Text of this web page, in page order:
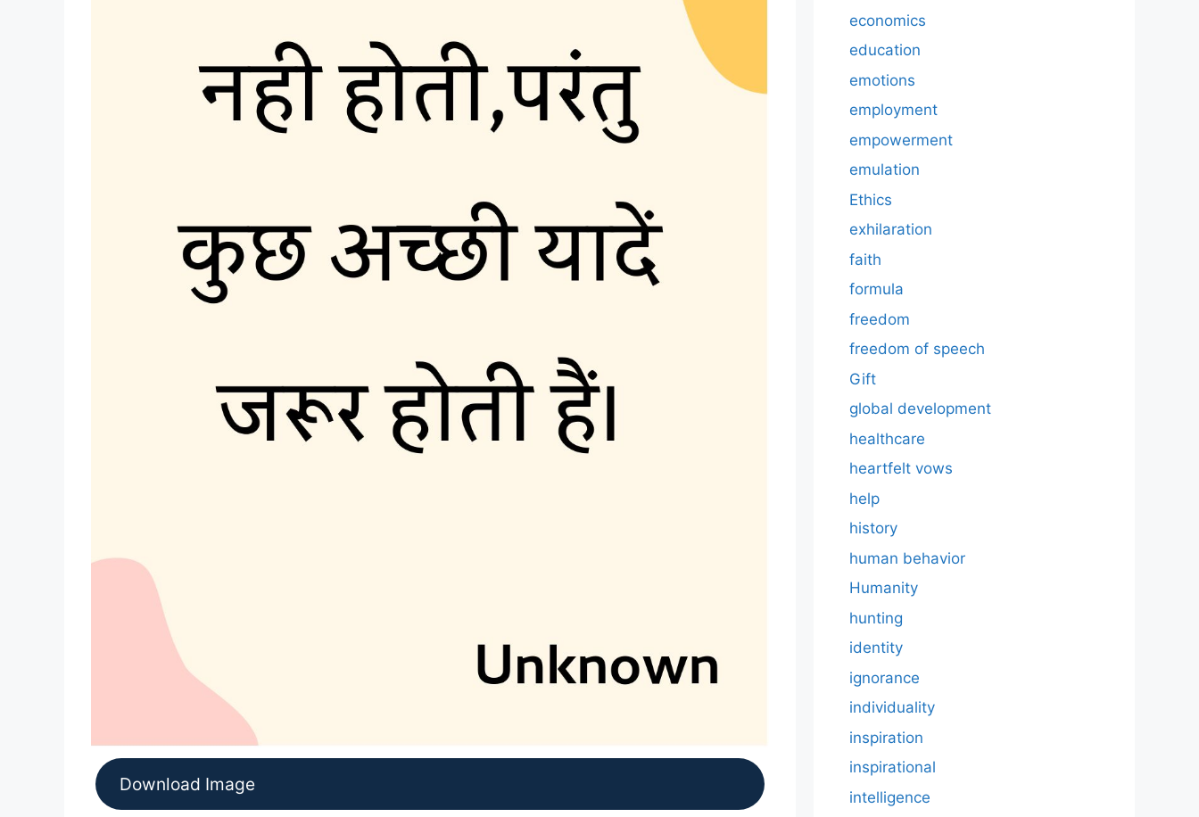
Download Image
economics
education
emotions
employment
empowerment
emulation
Ethics
exhilaration
faith
formula
freedom
freedom of speech
Gift
global development
healthcare
heartfelt vows
help
history
human behavior
Humanity
hunting
identity
ignorance
individuality
inspiration
inspirational
intelligence